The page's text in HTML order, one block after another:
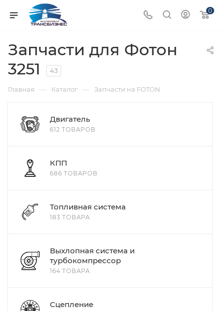
0
Запчасти для Фотон
3251
43
Главная — Каталог — Запчасти на FOTON
Двигатель
612 ТОВАРОВ
КПП
686 ТОВАРОВ
Топливная система
183 ТОВАРА
Выхлопная система и
турбокомпрессор
164 ТОВАРА
Сцепление